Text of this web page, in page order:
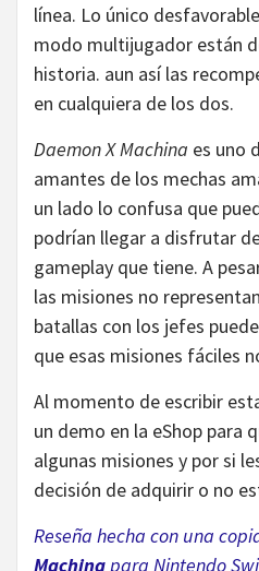
línea. Lo único
modo multijugador están
historia. aun así las
en cualquiera de los dos.
Daemon X Machina es uno
amantes de los mechas
un lado lo confusa que
podrían llegar a disfrutar
gameplay que tiene. A
las misiones no
batallas con los jefes
que esas misiones fáciles
Al momento de escribir
un demo en la eShop para
algunas misiones y por si
decisión de adquirir o no
Reseña hecha con una
Machinapara Nintendo